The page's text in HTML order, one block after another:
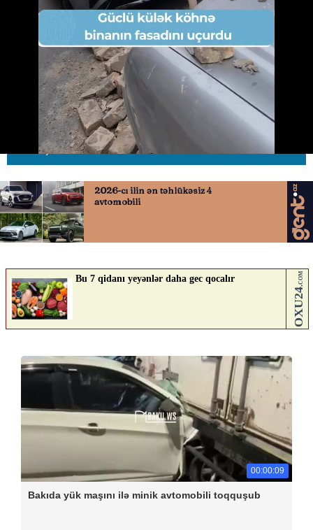
Binanın fasadı uçdu, avtomobillər
altında qaldı
02.06.2026
AVTOSFERTV
Nə düşünürsən?
00:00:09
Bakıda yük maşını ilə minik avtomobili toqquşub